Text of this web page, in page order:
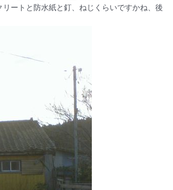
ートと防水紙と釘、ねじくらいですかね、後